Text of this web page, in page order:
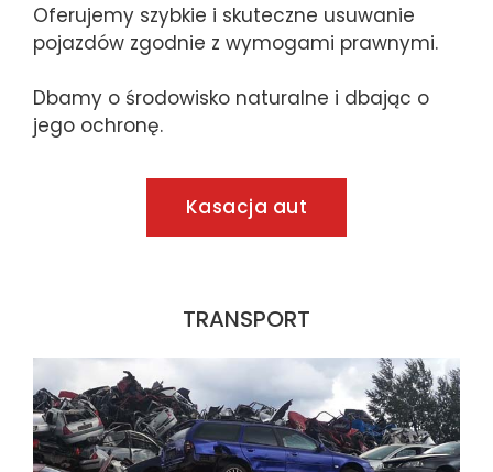
Oferujemy szybkie i skuteczne usuwanie
pojazdów zgodnie z wymogami prawnymi.
Dbamy o środowisko naturalne i dbając o
jego ochronę.
Kasacja aut
TRANSPORT